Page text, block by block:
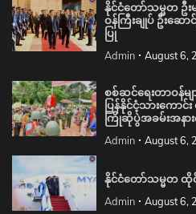
နိုင်ငံတော်သမ္မတ ဦ
ဝန်ကြီးချုပ် ဦးဆ
ပြု
Admin August 6,
စစ်ဆင်ရေးတာဝန်
ပြန်နိုင်ငံ့သားကောင်
ကြိုဆိုပွဲအခမ်းအနား
Admin August 6,
နိုင်ငံတော်သမ္မတ ထို
Admin August 6,